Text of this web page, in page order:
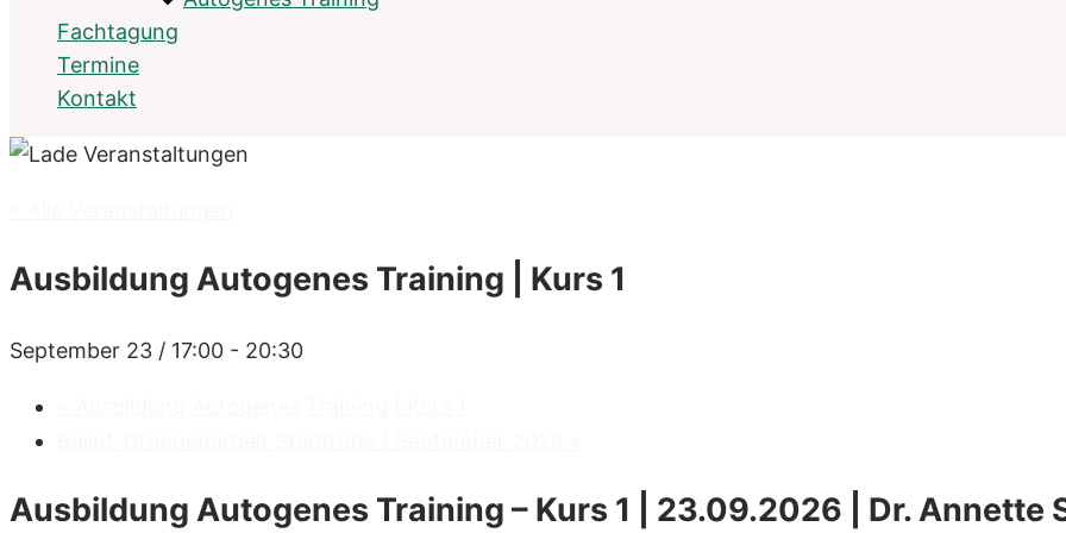
Fachtagung
Termine
Kontakt
Ausbildung Autogenes Training | Kurs 1
September 23 / 17:00 - 20:30
Ausbildung Autogenes Training – Kurs 1 | 23.09.2026 | Dr. Annette